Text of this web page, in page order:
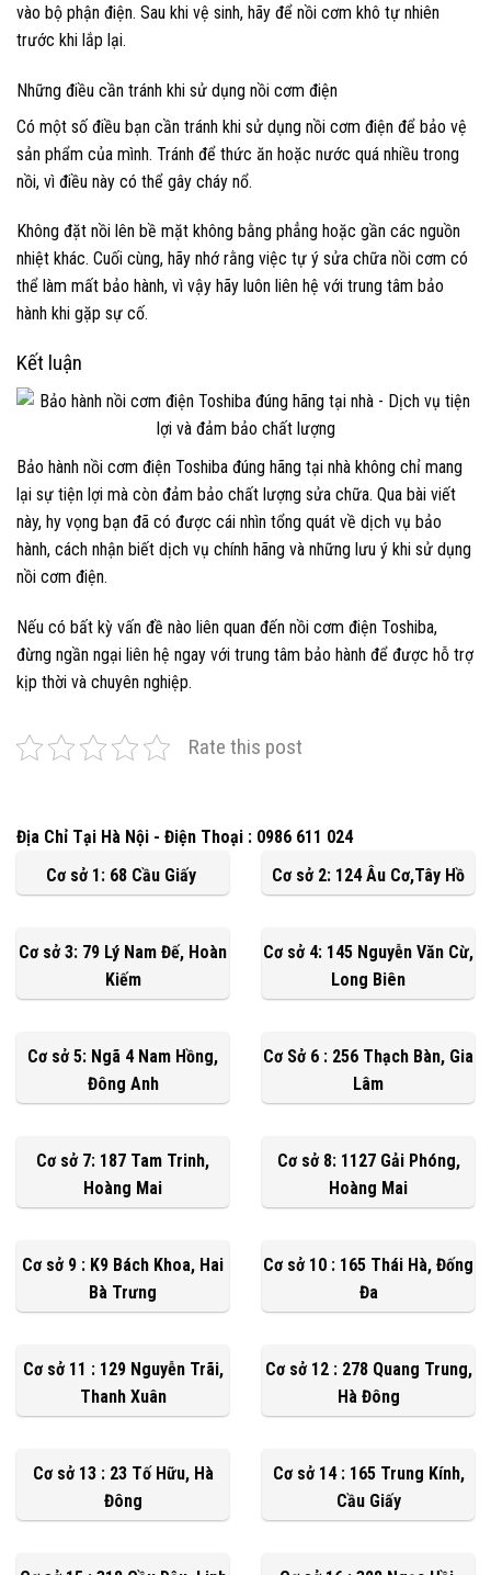
vào bộ phận điện. Sau khi vệ sinh, hãy để nồi cơm khô tự nhiên
trước khi lắp lại.
Những điều cần tránh khi sử dụng nồi cơm điện
Có một số điều bạn cần tránh khi sử dụng nồi cơm điện để bảo vệ
sản phẩm của mình. Tránh để thức ăn hoặc nước quá nhiều trong
nồi, vì điều này có thể gây cháy nổ.
Không đặt nồi lên bề mặt không bằng phẳng hoặc gần các nguồn
nhiệt khác. Cuối cùng, hãy nhớ rằng việc tự ý sửa chữa nồi cơm có
thể làm mất bảo hành, vì vậy hãy luôn liên hệ với trung tâm bảo
hành khi gặp sự cố.
Kết luận
Bảo hành nồi cơm điện Toshiba đúng hãng tại nhà không chỉ mang
lại sự tiện lợi mà còn đảm bảo chất lượng sửa chữa. Qua bài viết
này, hy vọng bạn đã có được cái nhìn tổng quát về dịch vụ bảo
hành, cách nhận biết dịch vụ chính hãng và những lưu ý khi sử dụng
nồi cơm điện.
Nếu có bất kỳ vấn đề nào liên quan đến nồi cơm điện Toshiba,
đừng ngần ngại liên hệ ngay với trung tâm bảo hành để được hỗ trợ
kịp thời và chuyên nghiệp.
Rate this post
Địa Chỉ Tại Hà Nội - Điện Thoại : 0986 611 024
Cơ sở 1: 68 Cầu Giấy
Cơ sở 2: 124 Âu Cơ,Tây Hồ
Cơ sở 3: 79 Lý Nam Đế, Hoàn
Kiếm
Cơ sở 4: 145 Nguyễn Văn Cừ,
Long Biên
Cơ sở 5: Ngã 4 Nam Hồng,
Đông Anh
Cơ Sở 6 : 256 Thạch Bàn, Gia
Lâm
Cơ sở 7: 187 Tam Trinh,
Hoàng Mai
Cơ sở 8: 1127 Gải Phóng,
Hoàng Mai
Cơ sở 9 : K9 Bách Khoa, Hai
Bà Trưng
Cơ sở 10 : 165 Thái Hà, Đống
Đa
Cơ sở 11 : 129 Nguyễn Trãi,
Thanh Xuân
Cơ sở 12 : 278 Quang Trung,
Hà Đông
Cơ sở 13 : 23 Tố Hữu, Hà
Đông
Cơ sở 14 : 165 Trung Kính,
Cầu Giấy